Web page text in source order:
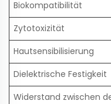
Biokompatibilität
Zytotoxizität
Hautsensibilisierung
Dielektrische Festigkeit
Widerstand zwischen